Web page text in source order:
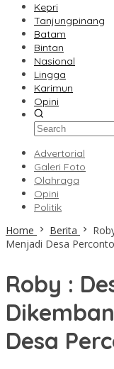
Kepri
Tanjungpinang
Batam
Bintan
Nasional
Lingga
Karimun
Opini
Advertorial
Galeri Foto
Olahraga
Opini
Politik
Home Berita
Menjadi Desa
Roby :
Desa